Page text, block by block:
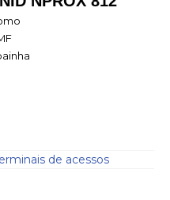
de acessos